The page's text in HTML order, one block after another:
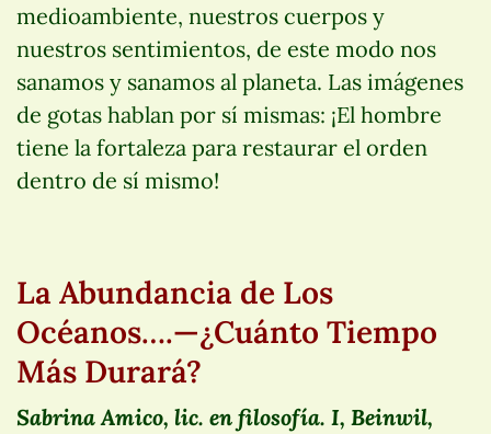
medioambiente, nuestros cuerpos y
nuestros sentimientos, de este modo nos
sanamos y sanamos al planeta. Las imágenes
de gotas hablan por sí mismas: ¡El hombre
tiene la fortaleza para restaurar el orden
dentro de sí mismo!
La Abundancia de Los
Océanos….—¿Cuánto Tiempo
Más Durará?
Sabrina Amico, lic. en filosofía. I, Beinwil,